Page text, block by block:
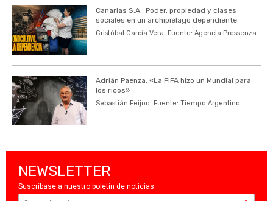
Canarias S.A.: Poder, propiedad y clases
sociales en un archipiélago dependiente
Cristóbal García Vera. Fuente: Agencia Pressenza
Adrián Paenza: «La FIFA hizo un Mundial para
los ricos»
Sebastián Feijoo. Fuente: Tiempo Argentino.
NEWSLETTER
Suscríbase a nuestro boletín de noticias